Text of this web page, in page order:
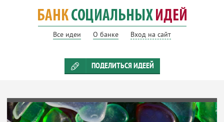
Все идеи О банке Вход на сайт
ПОДЕЛИТЬСЯ ИДЕЕЙ